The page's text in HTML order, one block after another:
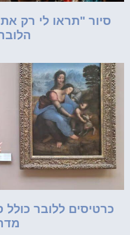
סיור "תראו לי רק את
כרטיסים ללובר כולל